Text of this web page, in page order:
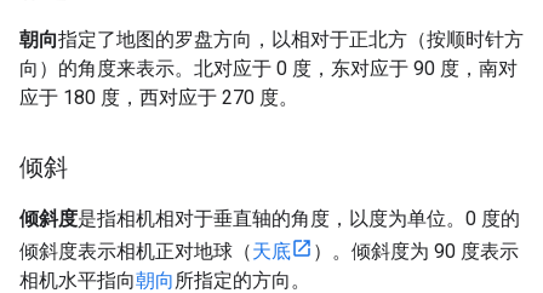
朝向指定了地图的罗盘方向，以相对于正北方（按顺时针方
向）的角度来表示。北对应于 0 度，东对应于 90 度，南对
应于 180 度，西对应于 270 度。
倾斜
倾斜度是指相机相对于垂直轴的角度，以度为单位。0 度的
倾斜度表示相机正对地球（天底
）。倾斜度为 90 度表示
相机水平指向朝向 所指定的方向。